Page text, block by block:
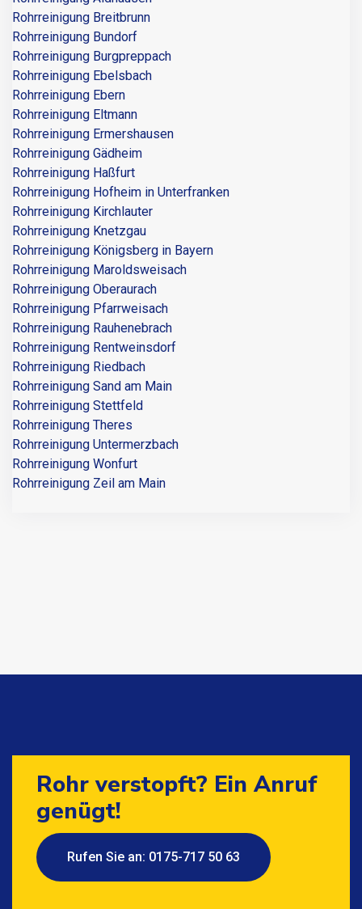
Rohrreinigung Breitbrunn
Rohrreinigung Bundorf
Rohrreinigung Burgpreppach
Rohrreinigung Ebelsbach
Rohrreinigung Ebern
Rohrreinigung Eltmann
Rohrreinigung Ermershausen
Rohrreinigung Gädheim
Rohrreinigung Haßfurt
Rohrreinigung Hofheim in Unterfranken
Rohrreinigung Kirchlauter
Rohrreinigung Knetzgau
Rohrreinigung Königsberg in Bayern
Rohrreinigung Maroldsweisach
Rohrreinigung Oberaurach
Rohrreinigung Pfarrweisach
Rohrreinigung Rauhenebrach
Rohrreinigung Rentweinsdorf
Rohrreinigung Riedbach
Rohrreinigung Sand am Main
Rohrreinigung Stettfeld
Rohrreinigung Theres
Rohrreinigung Untermerzbach
Rohrreinigung Wonfurt
Rohrreinigung Zeil am Main
Rohr verstopft? Ein Anruf
genügt!
Rufen Sie an: 0175-717 50 63